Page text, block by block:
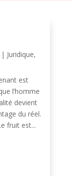
| Juridique,
est
l’homme
devient
du réel.
fruit est...